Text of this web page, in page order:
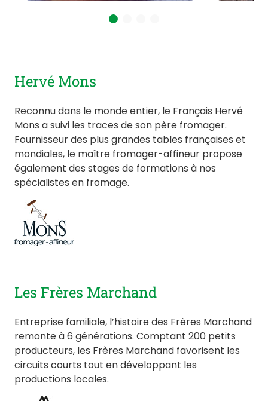
Hervé Mons
Reconnu dans le monde entier, le Français Hervé
Mons a suivi les traces de son père fromager.
Fournisseur des plus grandes tables françaises et
mondiales, le maître fromager-affineur propose
également des stages de formations à nos
spécialistes en fromage.
Les Frères Marchand
Entreprise familiale, l’histoire des Frères Marchand
remonte à 6 générations. Comptant 200 petits
producteurs, les Frères Marchand favorisent les
circuits courts tout en développant les
productions locales.